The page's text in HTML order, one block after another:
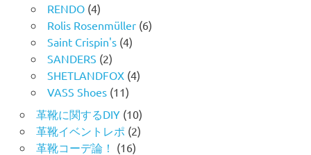
RENDO(4)
Rolis Rosenmüller(6)
Saint Crispin's(4)
SANDERS (2)
SHETLANDFOX(4)
VASS Shoes(11)
革靴に関するDIY(10)
革靴イベントレポ (2)
革靴コーデ論！ (16)